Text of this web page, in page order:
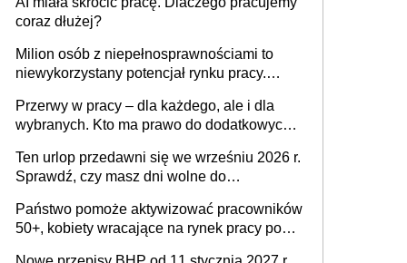
Ustaw
coraz dłużej?
Milion osób z niepełnosprawnościami to
niewykorzystany potencjał rynku pracy.
dofinansowań czy refundacji, ale bariery po
stronie systemu i świadomości
pracodawców [WYWIAD]
Przerwy w pracy – dla każdego, ale i dla
wybranych. Kto ma prawo do dodatkowych
Ten urlop przedawni się we wrześniu 2026 r.
Sprawdź, czy masz dni wolne do
Państwo pomoże aktywizować pracowników
50+, kobiety wracające na rynek pracy po